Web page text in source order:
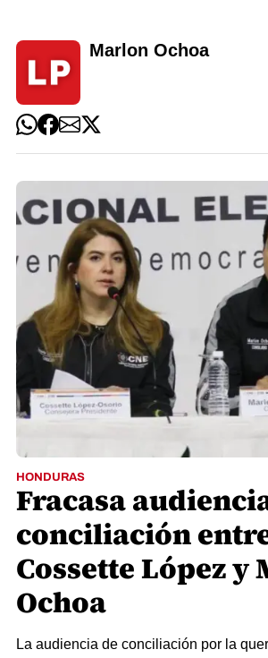
Marlon Ochoa
HONDURAS
Fracasa
conciliación
Cossette López y
Ochoa
La audiencia de conciliación por la